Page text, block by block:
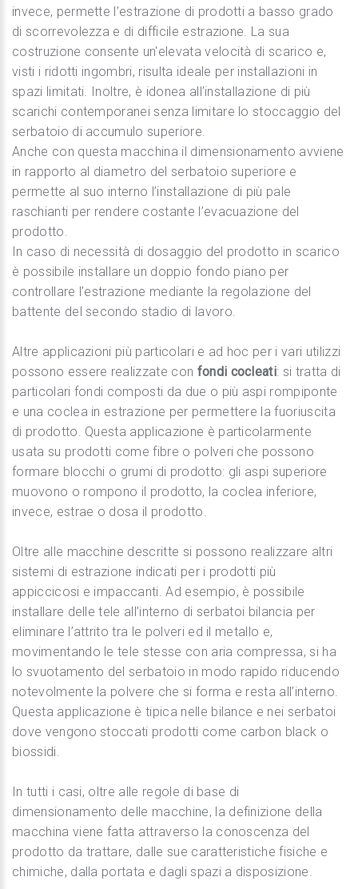
invece, permette l’estrazione di prodotti a basso grado
di scorrevolezza e di difficile estrazione. La sua
costruzione consente un'elevata velocità di scarico e,
visti i ridotti ingombri, risulta ideale per installazioni in
spazi limitati. Inoltre, è idonea all’installazione di più
scarichi contemporanei senza limitare lo stoccaggio del
serbatoio di accumulo superiore.
Anche con questa macchina il dimensionamento avviene
in rapporto al diametro del serbatoio superiore e
permette al suo interno l’installazione di più pale
raschianti per rendere costante l’evacuazione del
prodotto.
In caso di necessità di dosaggio del prodotto in scarico
è possibile installare un doppio fondo piano per
controllare l’estrazione mediante la regolazione del
battente del secondo stadio di lavoro.
Altre applicazioni più particolari e ad hoc per i vari utilizzi
possono essere realizzate con fondi cocleati: si tratta di
particolari fondi composti da due o più aspi rompiponte
e una coclea in estrazione per permettere la fuoriuscita
di prodotto. Questa applicazione è particolarmente
usata su prodotti come fibre o polveri che possono
formare blocchi o grumi di prodotto: gli aspi superiore
muovono o rompono il prodotto, la coclea inferiore,
invece, estrae o dosa il prodotto.
Oltre alle macchine descritte si possono realizzare altri
sistemi di estrazione indicati per i prodotti più
appiccicosi e impaccanti. Ad esempio, è possibile
installare delle tele all’interno di serbatoi bilancia per
eliminare l’attrito tra le polveri ed il metallo e,
movimentando le tele stesse con aria compressa, si ha
lo svuotamento del serbatoio in modo rapido riducendo
notevolmente la polvere che si forma e resta all’interno.
Questa applicazione è tipica nelle bilance e nei serbatoi
dove vengono stoccati prodotti come carbon black o
biossidi.
In tutti i casi, oltre alle regole di base di
dimensionamento delle macchine, la definizione della
macchina viene fatta attraverso la conoscenza del
prodotto da trattare, dalle sue caratteristiche fisiche e
chimiche, dalla portata e dagli spazi a disposizione.